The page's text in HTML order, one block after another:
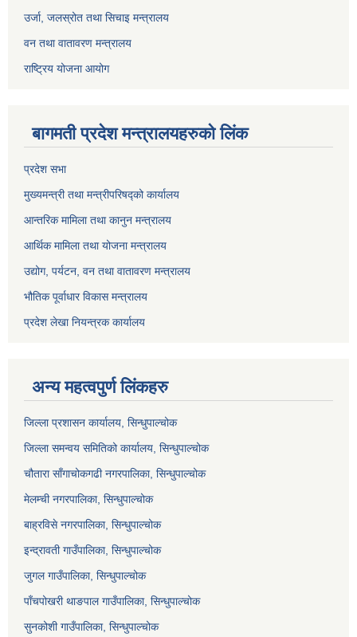
उर्जा, जलस्रोत तथा सिचाइ मन्त्रालय
वन तथा वातावरण मन्त्रालय
राष्ट्रिय योजना आयोग
बागमती प्रदेश मन्त्रालयहरुको लिंक
प्रदेश सभा
मुख्यमन्त्री तथा मन्त्रीपरिषद्को कार्यालय
आन्तरिक मामिला तथा कानुन मन्त्रालय
आर्थिक मामिला तथा योजना मन्त्रालय
उद्योग, पर्यटन, वन तथा वातावरण मन्त्रालय
भौतिक पूर्वाधार विकास मन्त्रालय
प्रदेश लेखा नियन्त्रक कार्यालय
अन्य महत्वपुर्ण लिंकहरु
जिल्ला प्रशासन कार्यालय, सिन्धुपाल्चोक
जिल्ला समन्वय समितिको कार्यालय, सिन्धुपाल्चोक
चौतारा साँगाचोकगढी नगरपालिका, सिन्धुपाल्चोक
मेलम्ची नगरपालिका, सिन्धुपाल्चोक
बाह्रविसे नगरपालिका, सिन्धुपाल्चोक
इन्द्रावती गाउँपालिका, सिन्धुपाल्चोक
जुगल गाउँपालिका, सिन्धुपाल्चोक
पाँचपोखरी थाङपाल गाउँपालिका, सिन्धुपाल्चोक
सुनकोशी गाउँपालिका, सिन्धुपाल्चोक